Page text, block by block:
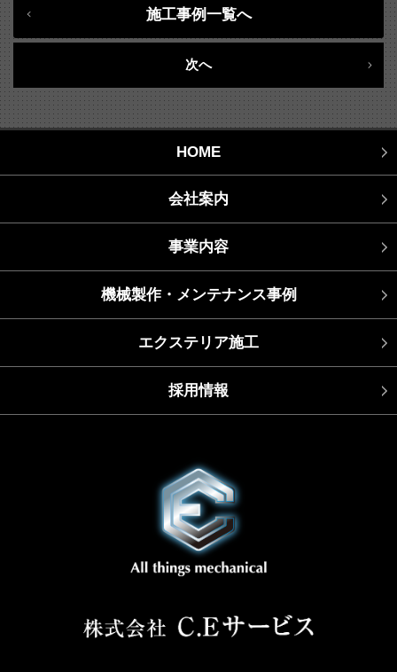
施工事例一覧へ
次へ
HOME
会社案内
事業内容
機械製作・メンテナンス事例
エクステリア施工
採用情報